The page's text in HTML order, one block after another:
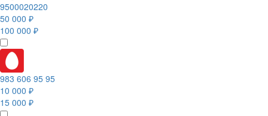
9500020220
50 000 ₽
100 000 ₽
983 606 95 95
10 000 ₽
15 000 ₽